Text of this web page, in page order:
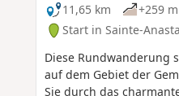
11,65 km
+259 m
Start in Sainte-
Diese Rundwanderung
auf dem Gebiet der
Sie durch das